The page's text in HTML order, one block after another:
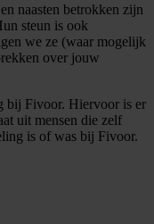
naasten betrokken zijn
steun is ook
we ze (waar mogelijk
over jouw
bij Fivoor. Hiervoor is er
uit mensen die zelf
is of was bij Fivoor.